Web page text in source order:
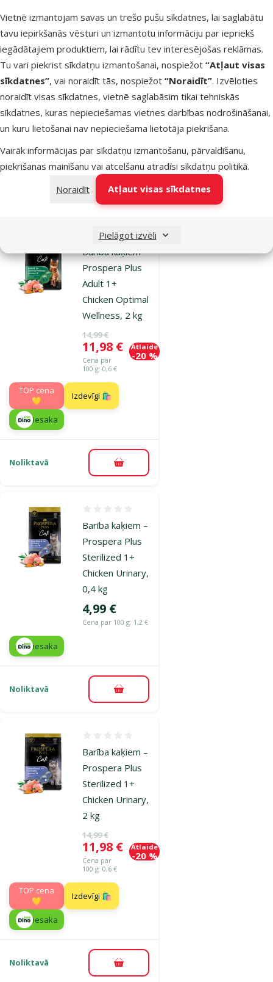
Vietnē izmantojam savas un trešo pušu sīkdatnes, lai saglabātu
tavu iepirkšanās vēsturi un izmantotu informāciju par iepriekš
iegādātajiem produktiem, lai rādītu tev interesējošas reklāmas.
Tu vari piekrist sīkdatņu izmantošanai, nospiežot “Atļaut visas
sīkdatnes”, vai noraidīt tās, nospiežot “Noraidīt”. Izvēloties
noraidīt visas sīkdatnes, vietnē saglabāsim tikai tehniskās
sīkdatnes, kuras nepieciešamas vietnes darbības nodrošināšanai,
un kuru lietošanai nav nepieciešama lietotāja piekrišana.
Vairāk informācijas par sīkdatņu izmantošanu, pārvaldīšanu,
piekrišanas mainīšanu vai atcelšanu atradīsi sīkdatņu politikā.
Noraidīt
Atļaut visas sīkdatnes
Pielāgot izvēli
Prospera Plus
Chicken Optimal
Wellness, 0,4
Cena
4,99 €
iesaka
Pievienot grozam
Barība kaķiem –
Prospera Plus
Adult 1+
Chicken Optimal
Wellness, 2 kg
Atsauksmes 0%
Oriģinālā cena
14,99 €
Cena
11,98 €
Cena par
100 g: 0,6 €
Atlaide
-20 %
TOP cena
💛
Izdevīgi 🛍️
iesaka
Noliktavā Pievienot grozam
Barība kaķiem –
Prospera Plus
Sterilized 1+
Chicken Urinary,
0,4 kg
Cena
4,99 €
Cena par 100 g: 1,2 €
iesaka
Noliktavā Pievienot grozam
Barība kaķiem –
Prospera Plus
Sterilized 1+
Chicken Urinary,
2 kg
Oriģinālā cena
14,99 €
Cena
11,98 €
Cena par
100 g: 0,6 €
Atlaide
-20 %
TOP cena
💛
Izdevīgi 🛍️
iesaka
Noliktavā Pievienot grozam